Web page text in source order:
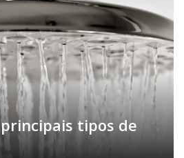
tipos de